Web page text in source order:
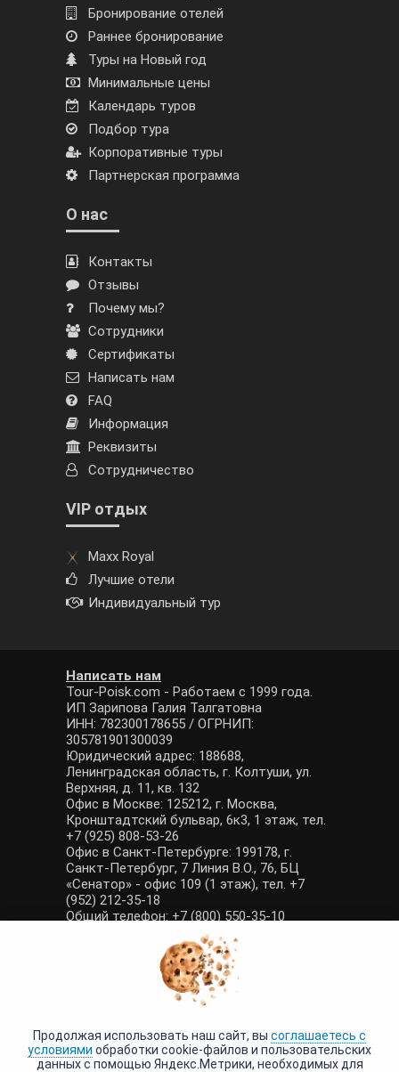
Бронирование отелей
Раннее бронирование
Туры на Новый год
Минимальные цены
Календарь туров
Подбор тура
Корпоративные туры
Партнерская программа
О нас
Контакты
Отзывы
Почему мы?
Сотрудники
Сертификаты
Написать нам
FAQ
Информация
Реквизиты
Сотрудничество
VIP отдых
Maxx Royal
Лучшие отели
Индивидуальный тур
Написать нам
Tour-Poisk.com - Работаем с 1999 года.
ИП Зарипова Галия Талгатовна
ИНН: 782300178655 / ОГРНИП:
305781901300039
Юридический адрес: 188688,
Ленинградская область, г. Колтуши, ул.
Верхняя, д. 11, кв. 132
Офис в Москве: 125212, г. Москва,
Кронштадтский бульвар, 6к3, 1 этаж, тел.
+7 (925) 808-53-26
Офис в Санкт-Петербурге: 199178, г.
Санкт-Петербург, 7 Линия В.О., 76, БЦ
«Сенатор» - офис 109 (1 этаж), тел. +7
(952) 212-35-18
Общий телефон: +7 (800) 550-35-10
E-mail: manager@tour-poisk.com (общие
вопросы), admin@tour-poisk.com (жалобы)
Номер в Общероссийском реестре
туристических агентств: РТА 0003424
Политика конфиденциальности
Продолжая использовать наш сайт, вы соглашаетесь с
условиями обработки cookie-файлов и пользовательских
данных с помощью Яндекс.Метрики, необходимых для